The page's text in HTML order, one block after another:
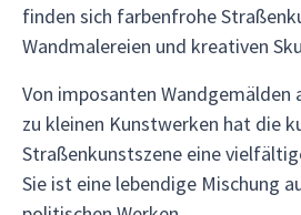
finden sich farbenfrohe
Wandmalereien und kreativen
Von imposanten Wandgemälden
zu kleinen Kunstwerken hat die
Straßenkunstszene eine
Sie ist eine lebendige Mischung